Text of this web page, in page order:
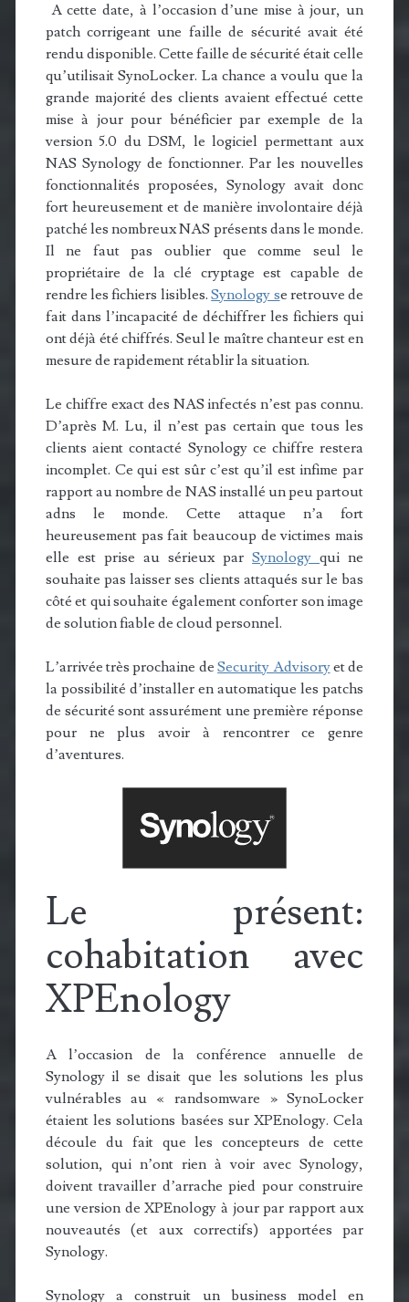
A cette date, à l’occasion d’une mise à jour, un
patch corrigeant une faille de sécurité avait été
rendu disponible. Cette faille de sécurité était celle
qu’utilisait SynoLocker. La chance a voulu que la
grande majorité des clients avaient effectué cette
mise à jour pour bénéficier par exemple de la
version 5.0 du DSM, le logiciel permettant aux
NAS Synology de fonctionner. Par les nouvelles
fonctionnalités proposées, Synology avait donc
fort heureusement et de manière involontaire déjà
patché les nombreux NAS présents dans le monde.
Il ne faut pas oublier que comme seul le
propriétaire de la clé cryptage est capable de
rendre les fichiers lisibles.Synology se retrouve de
fait dans l’incapacité de déchiffrer les fichiers qui
ont déjà été chiffrés. Seul le maître chanteur est en
mesure de rapidement rétablir la situation.
Le chiffre exact des NAS infectés n’est pas connu.
D’après M. Lu, il n’est pas certain que tous les
clients aient contacté Synology ce chiffre restera
incomplet. Ce qui est sûr c’est qu’il est infime par
rapport au nombre de NAS installé un peu partout
adns le monde. Cette attaque n’a fort
heureusement pas fait beaucoup de victimes mais
elle est prise au sérieux parSynologyqui ne
souhaite pas laisser ses clients attaqués sur le bas
côté et qui souhaite également conforter son image
de solution fiable de cloud personnel.
L’arrivée très prochaine deSecurity Advisoryet de
la possibilité d’installer en automatique les patchs
de sécurité sont assurément une première réponse
pour ne plus avoir à rencontrer ce genre
d’aventures.
Le présent:
cohabitation avec
XPEnology
A l’occasion de la conférence annuelle de
Synology il se disait que les solutions les plus
vulnérables au « randsomware » SynoLocker
étaient les solutions basées sur XPEnology. Cela
découle du fait que les concepteurs de cette
solution, qui n’ont rien à voir avec Synology,
doivent travailler d’arrache pied pour construire
une version de XPEnology à jour par rapport aux
nouveautés (et aux correctifs) apportées par
Synology.
Synology a construit un business model en